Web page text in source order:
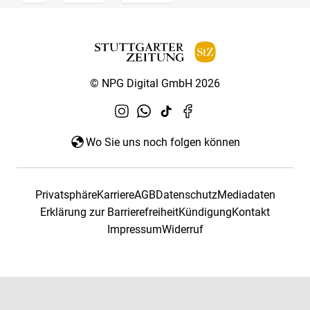
© NPG Digital GmbH 2026
Wo Sie uns noch folgen können
PrivatsphäreKarriereAGBDatenschutzMediadaten
Erklärung zur BarrierefreiheitKündigungKontakt
ImpressumWiderruf